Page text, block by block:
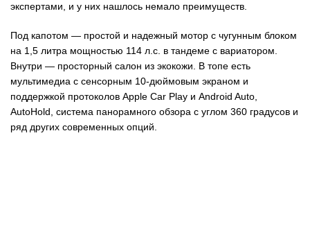
экспертами, и у них нашлось немало преимуществ.
Под капотом — простой и надежный мотор с чугунным блоком
на 1,5 литра мощностью 114 л.с. в тандеме с вариатором.
Внутри — просторный салон из экокожи. В топе есть
мультимедиа с сенсорным 10-дюймовым экраном и
поддержкой протоколов Apple Car Play и Android Auto,
AutoHold, система панорамного обзора с углом 360 градусов и
ряд других современных опций.